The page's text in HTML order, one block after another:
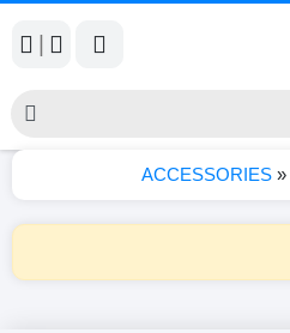
|
ACCESSORIES »